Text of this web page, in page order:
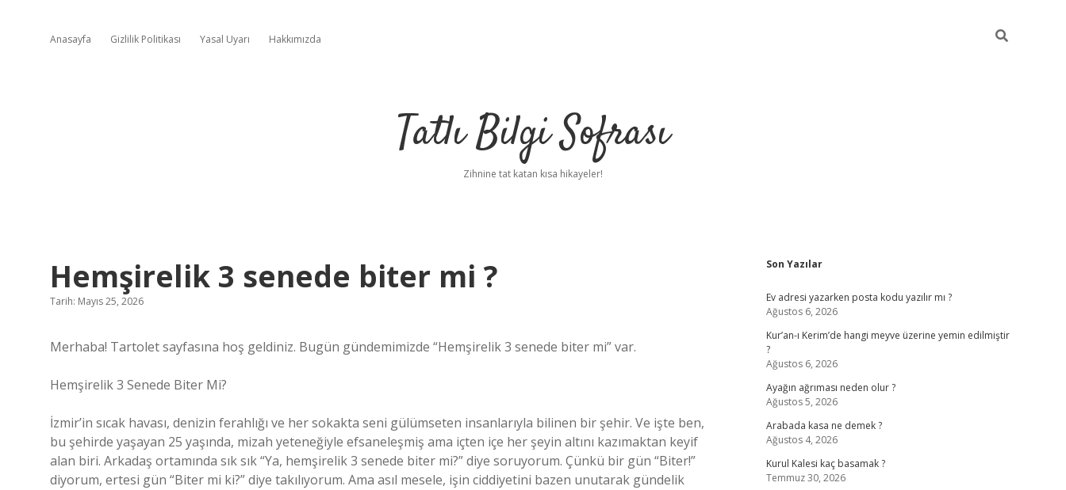
Anasayfa Gizlilik Politikası Yasal Uyarı Hakkımızda
Tatlı Bilgi Sofrası
Zihnine tat katan kısa hikayeler!
Hemşirelik 3 senede biter mi ?
Tarih: Mayıs 25, 2026
Merhaba! Tartolet sayfasına hoş geldiniz. Bugün gündemimizde “Hemşirelik 3 senede biter mi” var.
Hemşirelik 3 Senede Biter Mi?
İzmir’in sıcak havası, denizin ferahlığı ve her sokakta seni gülümseten insanlarıyla bilinen bir şehir. Ve işte ben,
bu şehirde yaşayan 25 yaşında, mizah yeteneğiyle efsaneleşmiş ama içten içe her şeyin altını kazımaktan keyif
alan biri. Arkadaş ortamında sık sık “Ya, hemşirelik 3 senede biter mi?” diye soruyorum. Çünkü bir gün “Biter!”
diyorum, ertesi gün “Biter mi ki?” diye takılıyorum. Ama asıl mesele, işin ciddiyetini bazen unutarak gündelik
Sidebar
Son Yazılar
Ev adresi yazarken posta kodu yazılır mı ?
Ağustos 6, 2026
Kur’an-ı Kerim’de hangi meyve üzerine yemin edilmiştir
?
Ağustos 6, 2026
Ayağın ağrıması neden olur ?
Ağustos 5, 2026
Arabada kasa ne demek ?
Ağustos 4, 2026
Kurul Kalesi kaç basamak ?
Temmuz 30, 2026